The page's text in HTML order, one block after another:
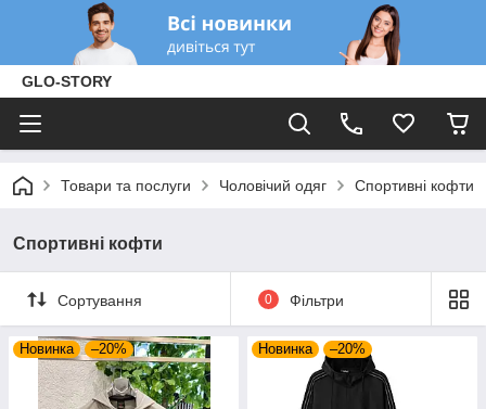
GLO-STORY
Товари та послуги Чоловічий одяг Спортивні кофти
Спортивні кофти
Сортування 0 Фільтри
Новинка –20% Новинка –20%